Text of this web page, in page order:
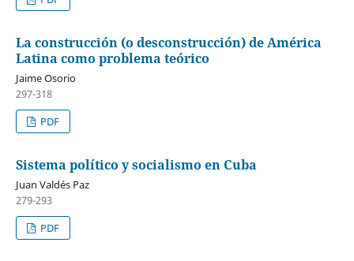
La construcción (o desconstrucción) de América
Latina como problema teórico
Jaime Osorio
297-318
PDF
Sistema político y socialismo en Cuba
Juan Valdés Paz
279-293
PDF